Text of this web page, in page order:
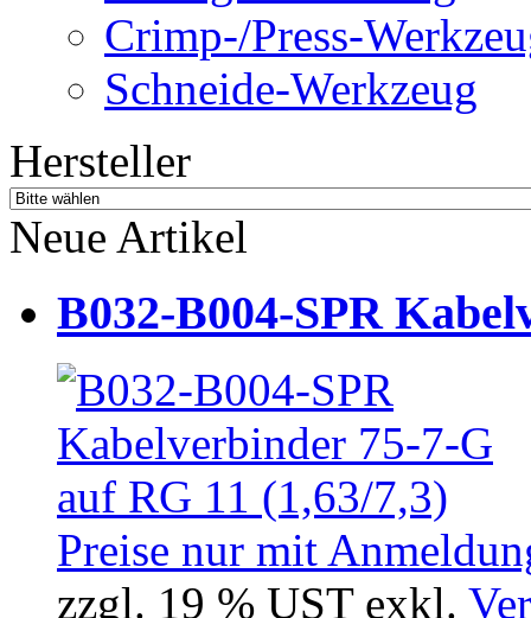
Crimp-/Press-
Schneide-Werkzeug
Hersteller
Neue Artikel
B032-B004-SPR
Preise nur mit
zzgl. 19 % UST exkl.